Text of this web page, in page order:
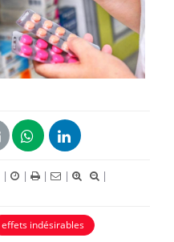
| | | |
|
effets indésirables